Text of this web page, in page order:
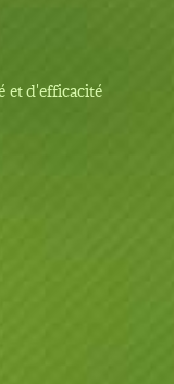
et d'efficacité